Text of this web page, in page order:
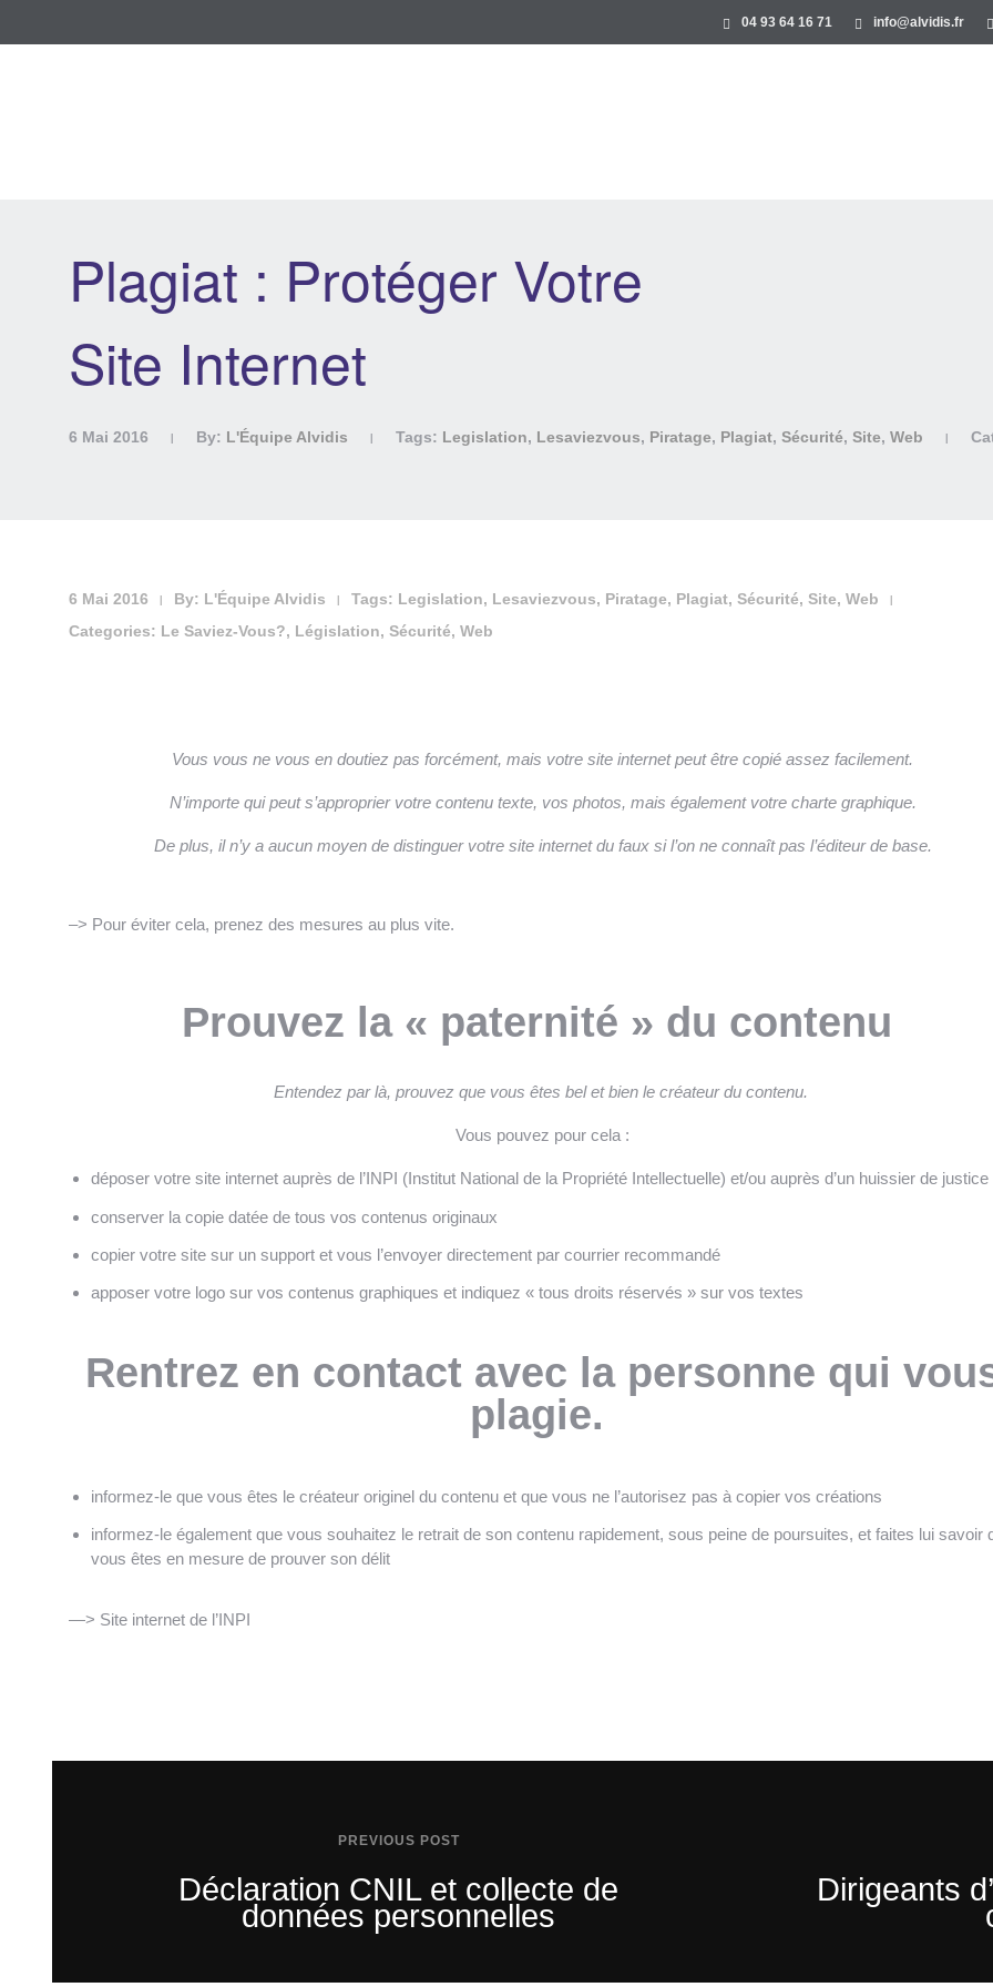
04 93 64 16 71 info@alvidis.fr
Plagiat : Protéger Votre
Site Internet
6 Mai 2016 By: L'Équipe Alvidis Tags: Legislation, Lesaviezvous, Piratage, Plagiat, Sécurité, Site, Web
6 Mai 2016 By: L'Équipe Alvidis Tags: Legislation, Lesaviezvous, Piratage, Plagiat, Sécurité, Site, Web
Categories: Le Saviez-Vous?, Législation, Sécurité, Web
Vous vous ne vous en doutiez pas forcément, mais votre site internet peut être copié assez facilement.
N’importe qui peut s’approprier votre contenu texte, vos photos, mais également votre charte graphique.
De plus, il n’y a aucun moyen de distinguer votre site internet du faux si l’on ne connaît pas l’éditeur de base.
–> Pour éviter cela, prenez des mesures au plus vite.
Prouvez la « paternité » du contenu
Entendez par là, prouvez que vous êtes bel et bien le créateur du contenu.
Vous pouvez pour cela :
déposer votre site internet auprès de l’INPI (Institut National de la Propriété Intellectuelle) et/ou auprès d’un huissier de justice
conserver la copie datée de tous vos contenus originaux
copier votre site sur un support et vous l’envoyer directement par courrier recommandé
apposer votre logo sur vos contenus graphiques et indiquez « tous droits réservés » sur vos textes
Rentrez en contact avec la personne qui
plagie.
informez-le que vous êtes le créateur originel du contenu et que vous ne l’autorisez pas à copier vos créations
informez-le également que vous souhaitez le retrait de son contenu rapidement, sous peine de poursuites, et faites lui savoir
vous êtes en mesure de prouver son délit
—> Site internet de l’INPI
PREVIOUS POST
Déclaration CNIL et collecte de
données personnelles
Dirigeants